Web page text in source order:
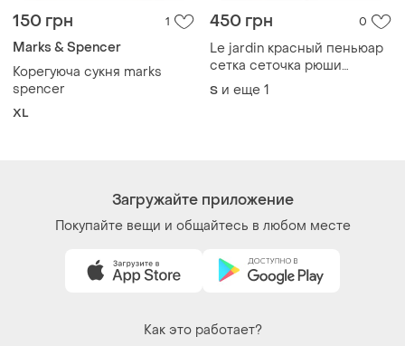
Загружайте приложение
Как это работает?
Украина, 02121, Киев, Харьковское шоссе, дом 201-
203, буква 4Г
Политика конфиденциальности